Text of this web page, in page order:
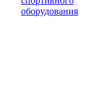
оборудования